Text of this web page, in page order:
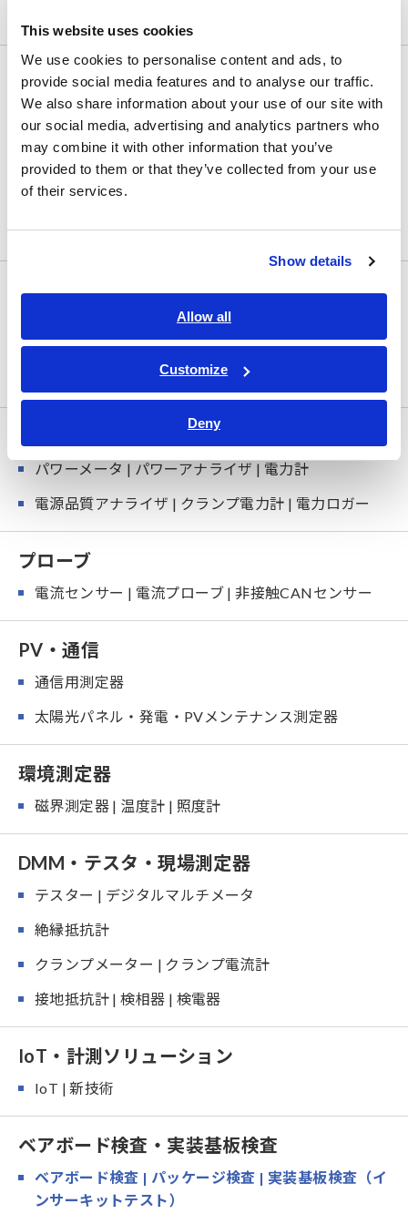
This website uses cookies
We use cookies to personalise content and ads, to
provide social media features and to analyse our traffic.
We also share information about your use of our site with
our social media, advertising and analytics partners who
may combine it with other information that you’ve
provided to them or that they’ve collected from your use
of their services.
Show details
Allow all
Customize
Deny
LCRメータ・抵抗計
LCRメータ | インピーダンスアナライザ
抵抗計 | バッテリーテスター
超絶縁計 | 高抵抗計 | ピコアンメータ | エレクトロメ
ータ
高確度 デジタルマルチメータ
安全規格測定器
安全関連試験器 | 絶縁・耐電圧試験器
パワーメータ | パワーアナライザ | 電力計
電源品質アナライザ | クランプ電力計 | 電力ロガー
プローブ
電流センサー | 電流プローブ | 非接触CANセンサー
PV・通信
通信用測定器
太陽光パネル・発電・PVメンテナンス測定器
環境測定器
磁界測定器 | 温度計 | 照度計
DMM・テスタ・現場測定器
テスター | デジタルマルチメータ
絶縁抵抗計
クランプメーター | クランプ電流計
接地抵抗計 | 検相器 | 検電器
IoT・計測ソリューション
IoT | 新技術
ベアボード検査・実装基板検査
ベアボード検査 | パッケージ検査 | 実装基板検査（イ
ンサーキットテスト）